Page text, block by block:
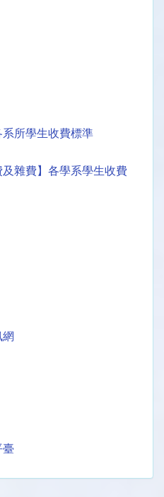
所學生收費標準
雜費】各學系學生收費
臺